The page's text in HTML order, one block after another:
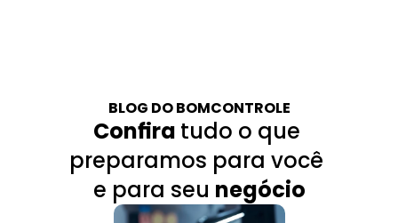
BLOG DO BOMCONTROLE
Confira tudo o que
preparamos para você
e para seu negócio